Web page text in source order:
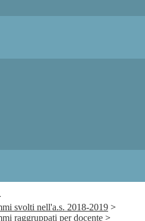
svolti nell'a.s. 2018-2019 >
raggruppati per docente >